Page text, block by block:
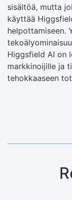
sisältöä, mutta
käyttää
helpottamiseen.
Higgsfield AI on
markkinoijille ja
tehokkaaseen